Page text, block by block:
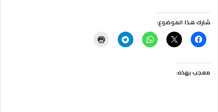
شارك هذا الموضوع:
معجب بهذه: